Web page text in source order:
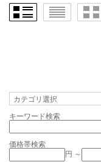
キーワード検索
価格帯検索
円 ～